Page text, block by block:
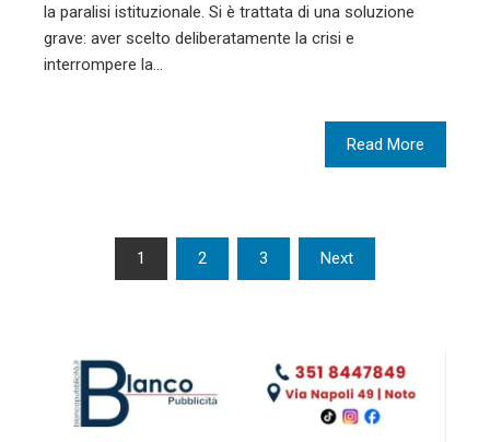
la paralisi istituzionale. Si è trattata di una soluzione
grave: aver scelto deliberatamente la crisi e
interrompere la…
Read More
Paginazione
articoli
1 2 3 Next